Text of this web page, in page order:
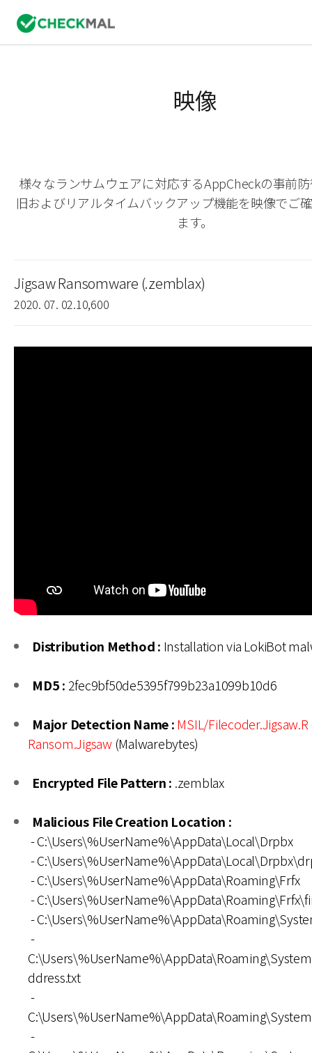
映像
様々なランサムウェアに対応するAppCheckの事前
旧およびリアルタイムバックアップ機能を映像でご
ます。
Jigsaw Ransomware (.zemblax)
2020. 07. 02.10,600
Distribution Method : Installation via LokiBot
MD5 : 2fec9bf50de5395f799b23a1099b10d6
Major Detection Name :MSIL/Filecoder.Jigsaw.R
Ransom.Jigsaw(Malwarebytes)
Encrypted File Pattern : .zemblax
Malicious File Creation Location :
- C:\Users\%UserName%\AppData\Local\Drpbx
-
- C:\Users\%UserName%\AppData\Roaming\Frfx
-
-
-
ddress.txt
-
-